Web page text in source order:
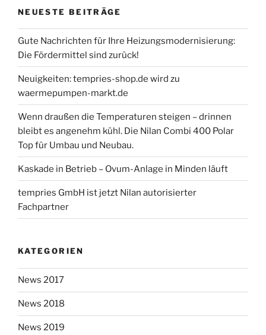
NEUESTE BEITRÄGE
Gute Nachrichten für Ihre Heizungsmodernisierung:
Die Fördermittel sind zurück!
Neuigkeiten: tempries-shop.de wird zu
waermepumpen-markt.de
Wenn draußen die Temperaturen steigen – drinnen
bleibt es angenehm kühl. Die Nilan Combi 400 Polar
Top für Umbau und Neubau.
Kaskade in Betrieb – Ovum-Anlage in Minden läuft
tempries GmbH ist jetzt Nilan autorisierter
Fachpartner
KATEGORIEN
News 2017
News 2018
News 2019